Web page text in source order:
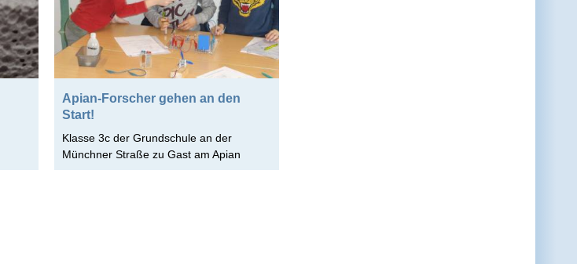
Apian-Forscher gehen an den
Start!
Klasse 3c der Grundschule an der
Münchner Straße zu Gast am Apian